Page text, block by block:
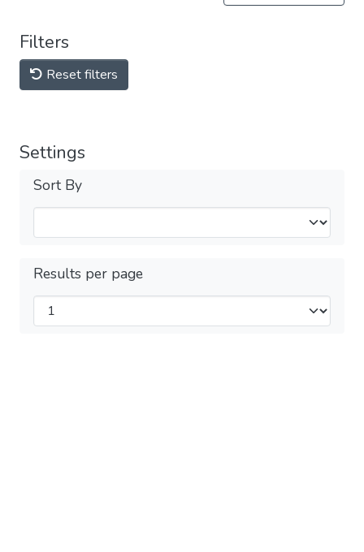
Filters
Reset filters
Settings
Sort By
Results per page